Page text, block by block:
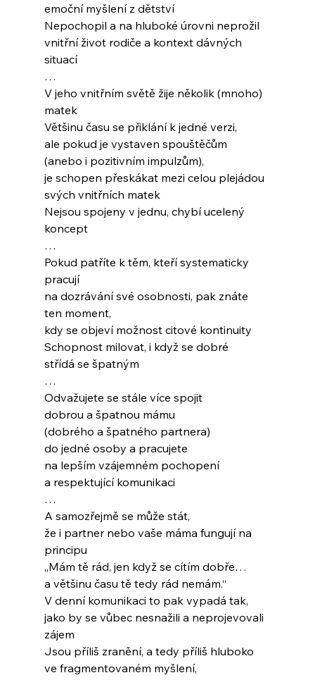
emoční myšlení z dětství
Nepochopil a na hluboké úrovni neprožil
vnitřní život rodiče a kontext dávných
situací
…
V jeho vnitřním světě žije několik (mnoho)
matek
Většinu času se přiklání k jedné verzi,
ale pokud je vystaven spouštěčům
(anebo i pozitivním impulzům),
je schopen přeskákat mezi celou plejádou
svých vnitřních matek
Nejsou spojeny v jednu, chybí ucelený
koncept
…
Pokud patříte k těm, kteří systematicky
pracují
na dozrávání své osobnosti, pak znáte
ten moment,
kdy se objeví možnost citové kontinuity
Schopnost milovat, i když se dobré
střídá se špatným
…
Odvažujete se stále více spojit
dobrou a špatnou mámu
(dobrého a špatného partnera)
do jedné osoby a pracujete
na lepším vzájemném pochopení
a respektující komunikaci
…
A samozřejmě se může stát,
že i partner nebo vaše máma fungují na
principu
„Mám tě rád, jen když se cítím dobře…
a většinu času tě tedy rád nemám.“
V denní komunikaci to pak vypadá tak,
jako by se vůbec nesnažili a neprojevovali
zájem
Jsou příliš zranění, a tedy příliš hluboko
ve fragmentovaném myšlení,